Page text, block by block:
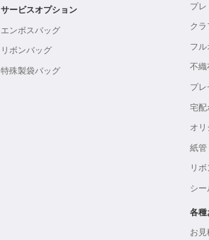
サービスオプション
エンボスバッグ
リボンバッグ
特殊製袋バッグ
プレ
クラ
フ
不織
プ
宅配
オリ
紙管
リボ
シー
各種
お見